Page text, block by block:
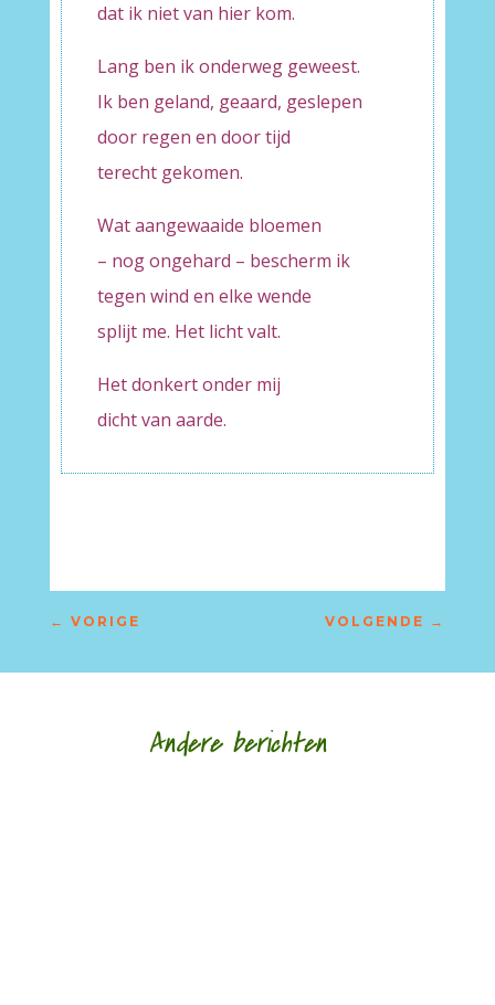
dat ik niet van hier kom.
Lang ben ik onderweg geweest.
Ik ben geland, geaard, geslepen
door regen en door tijd
terecht gekomen.
Wat aangewaaide bloemen
– nog ongehard – bescherm ik
tegen wind en elke wende
splijt me. Het licht valt.
Het donkert onder mij
dicht van aarde.
← VORIGE VOLGENDE →
Andere berichten